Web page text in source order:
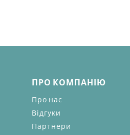
ПРО КОМПАНІЮ
Про нас
Відгуки
Партнери